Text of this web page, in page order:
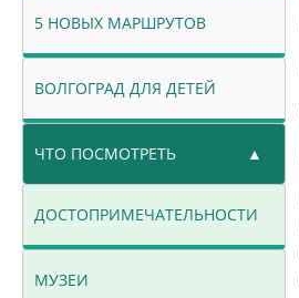
5 НОВЫХ МАРШРУТОВ
ВОЛГОГРАД ДЛЯ ДЕТЕЙ
ЧТО ПОСМОТРЕТЬ
ДОСТОПРИМЕЧАТЕЛЬНОСТИ
МУЗЕИ